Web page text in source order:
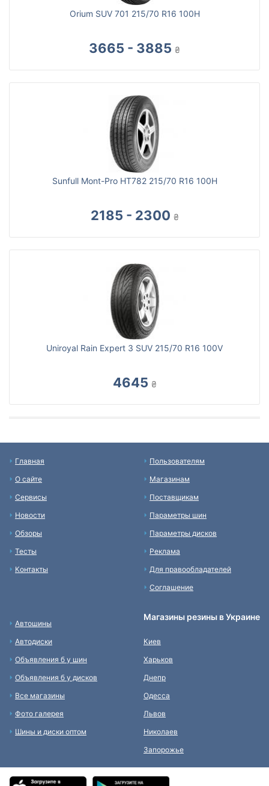
Orium SUV 701 215/70 R16 100H
3665 - 3885 ₴
Sunfull Mont-Pro HT782 215/70 R16 100H
2185 - 2300 ₴
Uniroyal Rain Expert 3 SUV 215/70 R16 100V
4645 ₴
Главная
О сайте
Сервисы
Новости
Обзоры
Тесты
Контакты
Пользователям
Магазинам
Поставщикам
Параметры шин
Параметры дисков
Реклама
Для правообладателей
Соглашение
Автошины
Автодиски
Объявления б у шин
Объявления б у дисков
Все магазины
Фото галерея
Шины и диски оптом
Магазины резины в Украине
Киев
Харьков
Днепр
Одесса
Львов
Николаев
Запорожье